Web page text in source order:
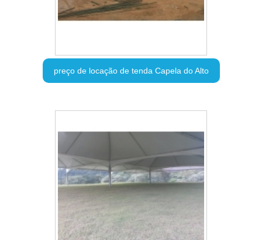
preço de locação de tenda Capela do Alto